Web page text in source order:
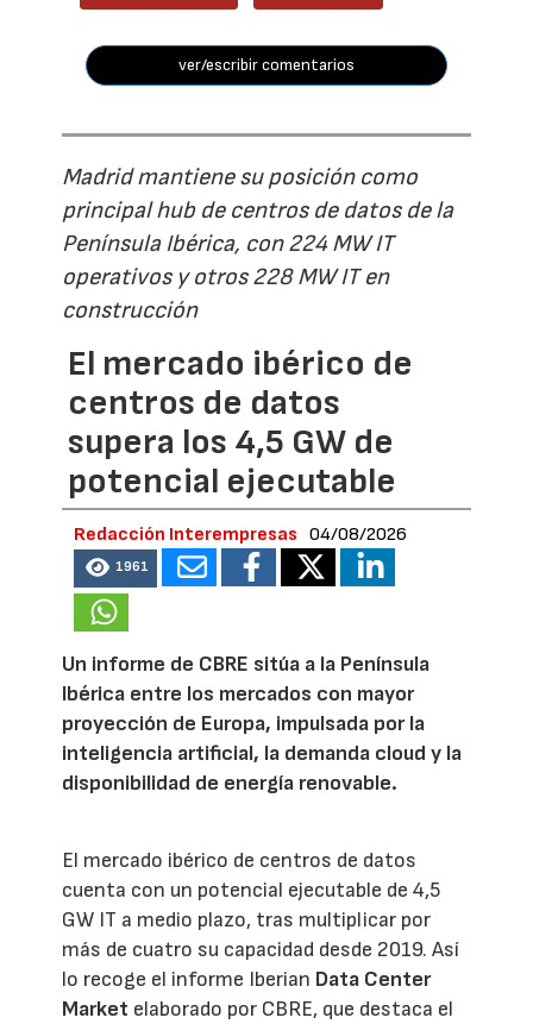
ver/escribir comentarios
Madrid mantiene su posición como
principal hub de centros de datos de la
Península Ibérica, con 224 MW IT
operativos y otros 228 MW IT en
construcción
El mercado ibérico de
centros de datos
supera los 4,5 GW de
potencial ejecutable
Redacción Interempresas 04/08/2026
1961
Un informe de CBRE sitúa a la Península
Ibérica entre los mercados con mayor
proyección de Europa, impulsada por la
inteligencia artificial, la demanda cloud y la
disponibilidad de energía renovable.
El mercado ibérico de centros de datos
cuenta con un potencial ejecutable de 4,5
GW IT a medio plazo, tras multiplicar por
más de cuatro su capacidad desde 2019. Así
lo recoge el informe Iberian Data Center
Market elaborado por CBRE, que destaca el